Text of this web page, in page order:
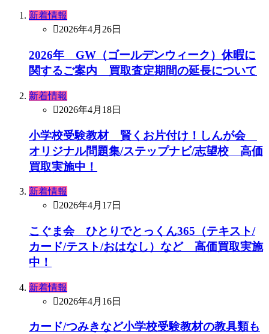
新着情報
2026年4月26日
2026年 GW（ゴールデンウィーク）休暇に
関するご案内 買取査定期間の延長について
新着情報
2026年4月18日
小学校受験教材 賢くお片付け！しんが会
オリジナル問題集/ステップナビ/志望校 高価
買取実施中！
新着情報
2026年4月17日
こぐま会 ひとりでとっくん365（テキスト/
カード/テスト/おはなし）など 高価買取実施
中！
新着情報
2026年4月16日
カード/つみきなど小学校受験教材の教具類も